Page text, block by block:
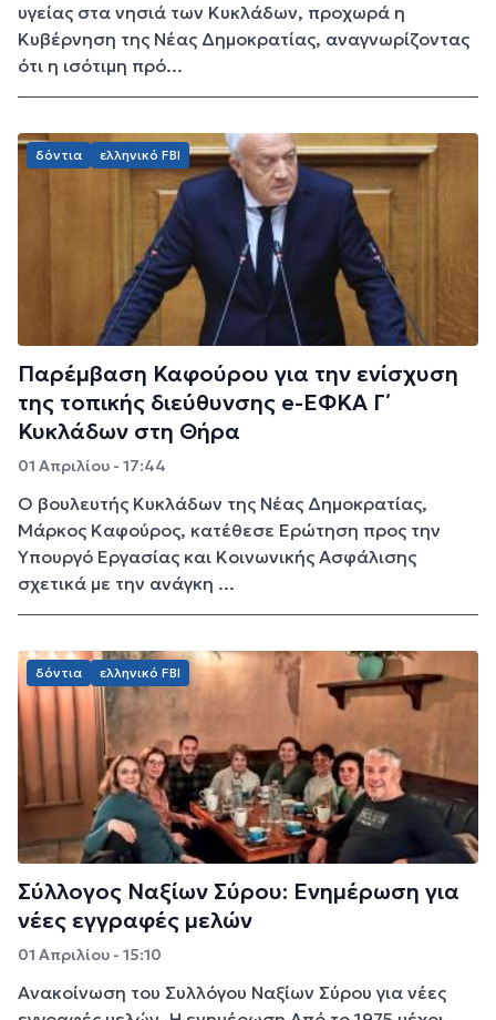
υγείας στα νησιά των Κυκλάδων, προχωρά η
Κυβέρνηση της Νέας Δημοκρατίας, αναγνωρίζοντας
ότι η ισότιμη πρό...
δόντια ελληνικό FBI
Παρέμβαση Καφούρου για την ενίσχυση
της τοπικής διεύθυνσης e-ΕΦΚΑ Γ΄
Κυκλάδων στη Θήρα
01 Απριλίου - 17:44
Ο βουλευτής Κυκλάδων της Νέας Δημοκρατίας,
Μάρκος Καφούρος, κατέθεσε Ερώτηση προς την
Υπουργό Εργασίας και Κοινωνικής Ασφάλισης
σχετικά με την ανάγκη ...
δόντια ελληνικό FBI
Σύλλογος Ναξίων Σύρου: Ενημέρωση για
νέες εγγραφές μελών
01 Απριλίου - 15:10
Ανακοίνωση του Συλλόγου Ναξίων Σύρου για νέες